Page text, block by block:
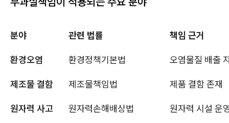
분야 관련 법률 책임 근거
환경오염 환경정책기본법 오염물질 배출
제조물 결함 제조물책임법 제품 결함 존재
원자력 사고 원자력손해배상법 원자력 시설 운